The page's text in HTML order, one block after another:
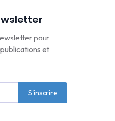
pour
et
S'inscrire